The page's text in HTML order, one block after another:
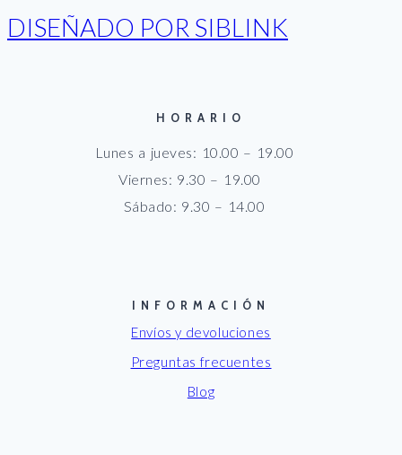
DISEÑADO POR SIBLINK
HORARIO
Lunes a jueves: 10.00 – 19.00
Viernes: 9.30 – 19.00
Sábado: 9.30 – 14.00
INFORMACIÓN
Envíos y devoluciones
Preguntas frecuentes
Blog